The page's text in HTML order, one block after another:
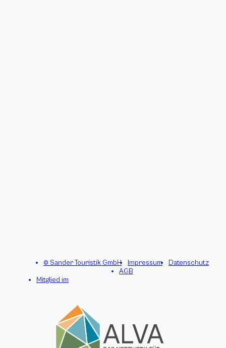
© Sander Touristik GmbH Impressum
Datenschutz
AGB
Mitglied im